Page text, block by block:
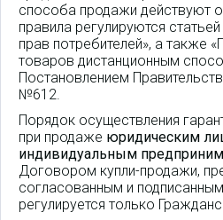
способа продажи действуют
правила регулируются
прав потребителей», а также
товаров дистанционным
Постановлением
№612.
Порядок осуществления
при продаже юридическим
индивидуальным
Договором купли-продажи,
согласованным и
регулируется только